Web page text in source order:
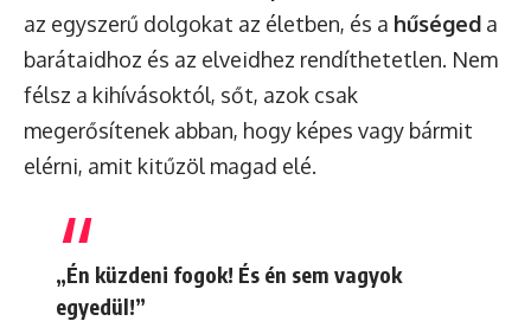
az egyszerű dolgokat az életben, és a hűséged a
barátaidhoz és az elveidhez rendíthetetlen. Nem
félsz a kihívásoktól, sőt, azok csak
megerősítenek abban, hogy képes vagy bármit
elérni, amit kitűzöl magad elé.
„Én küzdeni fogok! És én sem vagyok
egyedül!”